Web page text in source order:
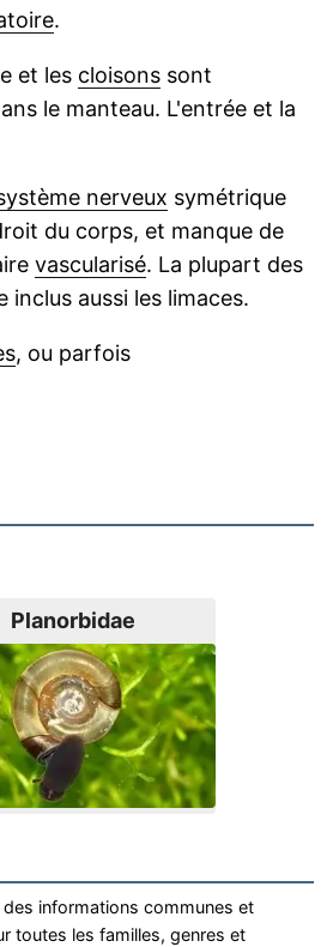
.
et les cloisons sont
le manteau. L'entrée et la
nerveux symétrique
du corps, et manque de
vascularisé. La plupart des
inclus aussi les limaces.
, ou parfois
Planorbidae
des informations communes et
toutes les familles, genres et